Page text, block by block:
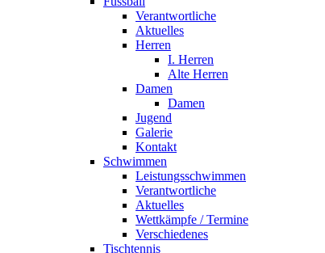
Verantwortliche
Aktuelles
Herren
I. Herren
Alte Herren
Damen
Damen
Jugend
Galerie
Kontakt
Schwimmen
Leistungsschwimmen
Verantwortliche
Aktuelles
Wettkämpfe / Termine
Verschiedenes
Tischtennis